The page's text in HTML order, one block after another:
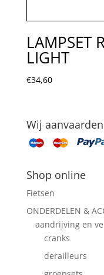
LAMPSET
LIGHT
€34,60
Wij aanvaarden
Shop online
Fietsen
ONDERDELEN &
aandrijving en
cranks
derailleurs